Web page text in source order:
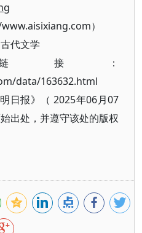
）
代文学
接：
data/163632.html
日报》（ 2025年06月07
出处，并遵守该处的版权